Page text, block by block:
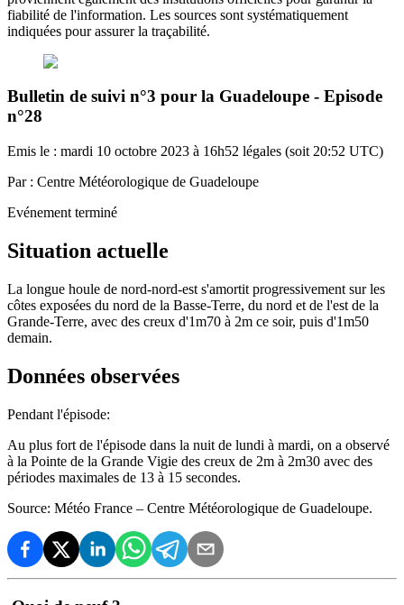
fiabilité de l'information. Les sources sont systématiquement
indiquées pour assurer la traçabilité.
Bulletin de suivi n°3 pour la Guadeloupe - Episode
n°28
Emis le : mardi 10 octobre 2023 à 16h52 légales (soit 20:52 UTC)
Par : Centre Météorologique de Guadeloupe
Evénement terminé
Situation actuelle
La longue houle de nord-nord-est s'amortit progressivement sur les
côtes exposées du nord de la Basse-Terre, du nord et de l'est de la
Grande-Terre, avec des creux d'1m70 à 2m ce soir, puis d'1m50
demain.
Données observées
Pendant l'épisode:
Au plus fort de l'épisode dans la nuit de lundi à mardi, on a observé
à la Pointe de la Grande Vigie des creux de 2m à 2m30 avec des
périodes maximales de 13 à 15 secondes.
Source: Météo France – Centre Météorologique de Guadeloupe.